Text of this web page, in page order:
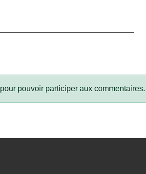
pour pouvoir participer aux commentaires.